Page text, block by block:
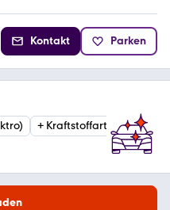
Kontakt Parken
+ Kraftstoffart Benzin